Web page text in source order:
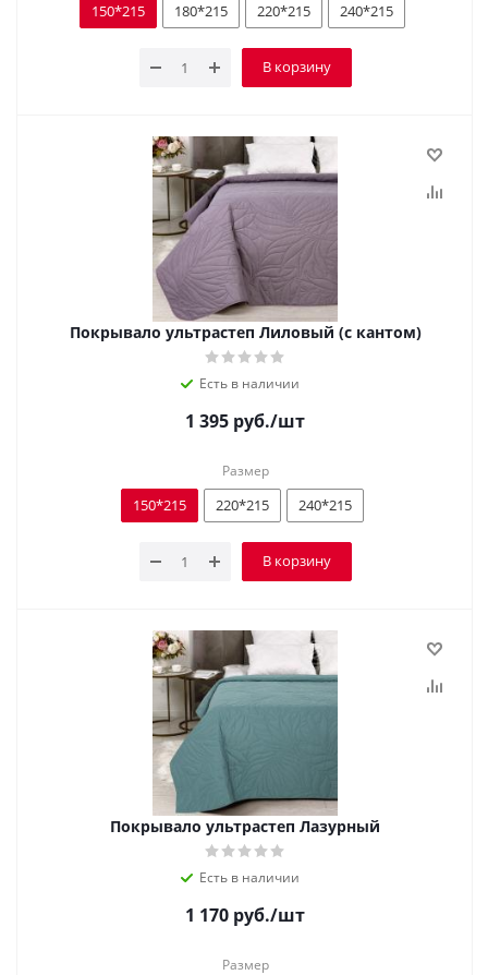
150*215 180*215 220*215 240*215
В корзину
Покрывало ультрастеп Лиловый (с кантом)
Есть в наличии
1 395 руб./шт
Размер
150*215 220*215 240*215
В корзину
Покрывало ультрастеп Лазурный
Есть в наличии
1 170 руб./шт
Размер